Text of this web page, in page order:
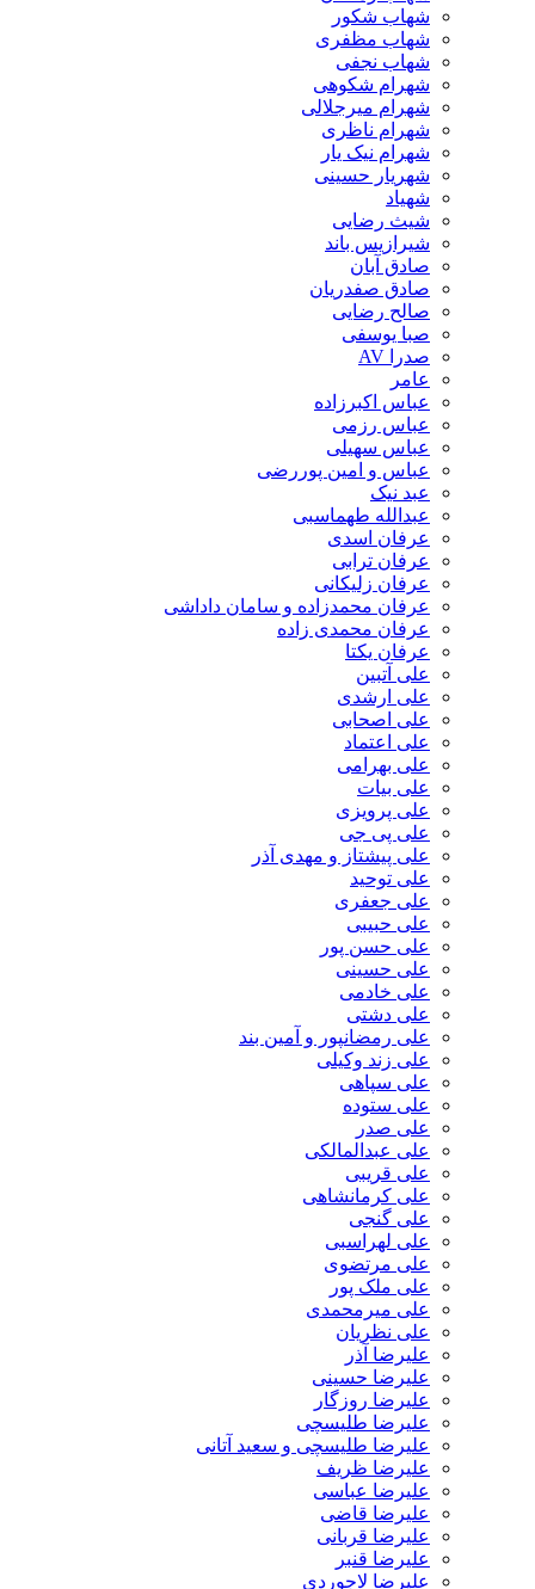
شهاب شکور
شهاب مظفری
شهاب نجفی
شهرام شکوهی
شهرام میرجلالی
شهرام ناظری
شهرام نیک یار
شهریار حسینی
شهیاد
شیث رضایی
شیرازیس باند
صادق آبان
صادق صفدریان
صالح رضایی
صبا یوسفی
صدرا AV
عامر
عباس اکبرزاده
عباس رزمی
عباس سهیلی
عباس و امین پوررضی
عبد نیک
عبدالله طهماسبی‎
عرفان اسدی
عرفان ترابی
عرفان زلیکانی
عرفان محمدزاده و سامان داداشی
عرفان محمدی زاده
عرفان یکتا
علی آتبین
علی ارشدی
علی اصحابی
علی اعتماد
علی بهرامی
علی بیات
علی پرویزی
علی پی جی
علی پیشتاز و مهدی آذر
علی توحید
علی جعفری
علی حبیبی
علی حسن پور
علی حسینی
علی خادمی
علی دشتی
علی رمضانپور و آمین بند
علی زند وکیلی
علی سپاهی
علی ستوده
علی صدر
علی عبدالمالکی
علی قریبی
علی کرمانشاهی
علی گنجی
علی لهراسبی
علی مرتضوی
علی ملک پور
علی میرمحمدی
علی نظریان
علیرضا آذر
علیرضا حسینی
علیرضا روزگار
علیرضا طلیسچی
علیرضا طلیسچی و سعید آتانی
علیرضا ظریف
علیرضا عباسی
علیرضا قاضی
علیرضا قربانی
علیرضا قنبر
علیرضا لاجوردی